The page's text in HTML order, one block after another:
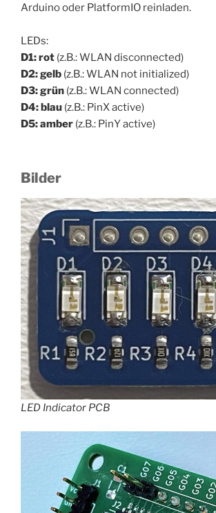
Arduino oder PlatformIO reinladen.
LEDs:
D1: rot (z.B.: WLAN disconnected)
D2: gelb (z.B.: WLAN not initialized)
D3: grün (z.B.: WLAN connected)
D4: blau (z.B.: PinX active)
D5: amber (z.B.: PinY active)
Bilder
LED Indicator PCB